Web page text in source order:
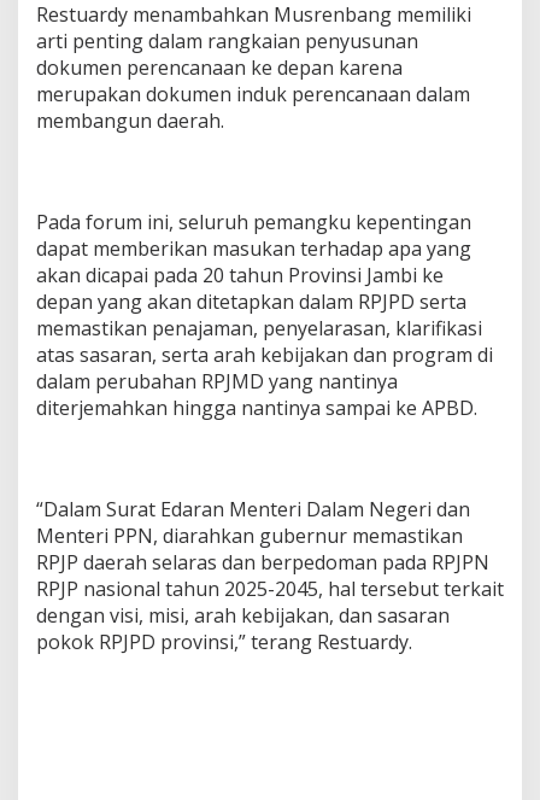
Restuardy menambahkan Musrenbang memiliki
arti penting dalam rangkaian penyusunan
dokumen perencanaan ke depan karena
merupakan dokumen induk perencanaan dalam
membangun daerah.
Pada forum ini, seluruh pemangku kepentingan
dapat memberikan masukan terhadap apa yang
akan dicapai pada 20 tahun Provinsi Jambi ke
depan yang akan ditetapkan dalam RPJPD serta
memastikan penajaman, penyelarasan, klarifikasi
atas sasaran, serta arah kebijakan dan program di
dalam perubahan RPJMD yang nantinya
diterjemahkan hingga nantinya sampai ke APBD.
“Dalam Surat Edaran Menteri Dalam Negeri dan
Menteri PPN, diarahkan gubernur memastikan
RPJP daerah selaras dan berpedoman pada RPJPN
RPJP nasional tahun 2025-2045, hal tersebut terkait
dengan visi, misi, arah kebijakan, dan sasaran
pokok RPJPD provinsi,” terang Restuardy.